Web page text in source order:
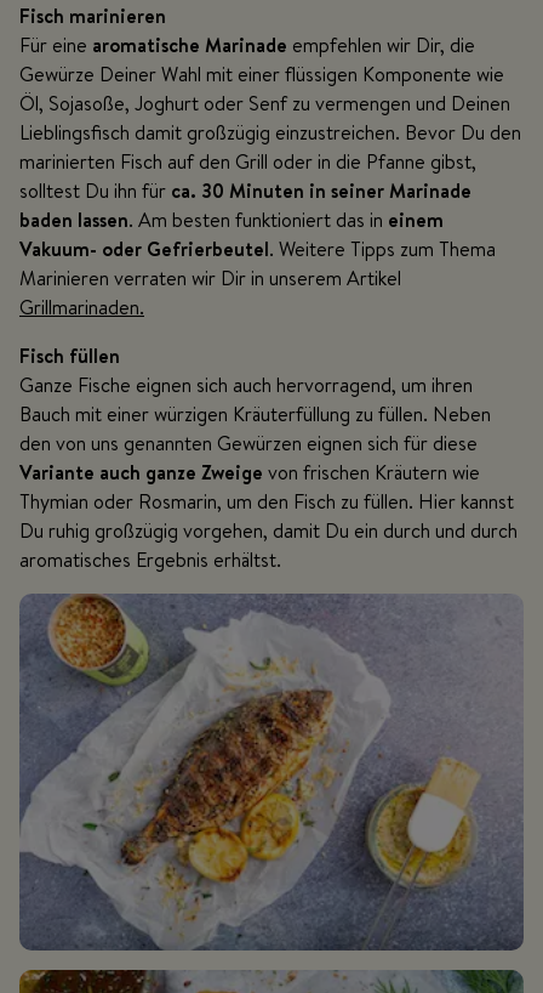
Fisch marinieren
Für eine aromatische Marinade empfehlen wir Dir, die
Gewürze Deiner Wahl mit einer flüssigen Komponente wie
Öl, Sojasoße, Joghurt oder Senf zu vermengen und Deinen
Lieblingsfisch damit großzügig einzustreichen. Bevor Du den
marinierten Fisch auf den Grill oder in die Pfanne gibst,
solltest Du ihn für ca. 30 Minuten in seiner Marinade
baden lassen. Am besten funktioniert das in einem
Vakuum- oder Gefrierbeutel. Weitere Tipps zum Thema
Marinieren verraten wir Dir in unserem Artikel
Grillmarinaden.
Fisch füllen
Ganze Fische eignen sich auch hervorragend, um ihren
Bauch mit einer würzigen Kräuterfüllung zu füllen. Neben
den von uns genannten Gewürzen eignen sich für diese
Variante auch ganze Zweige von frischen Kräutern wie
Thymian oder Rosmarin, um den Fisch zu füllen. Hier kannst
Du ruhig großzügig vorgehen, damit Du ein durch und durch
aromatisches Ergebnis erhältst.